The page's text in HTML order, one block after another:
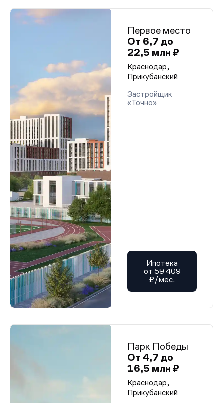
Первое место
От 6,7 до
22,5 млн ₽
Краснодар,
Прикубанский
Застройщик
«Точно»
Ипотека
от 59 409
₽/мес.
Парк Победы
От 4,7 до
16,5 млн ₽
Краснодар,
Прикубанский